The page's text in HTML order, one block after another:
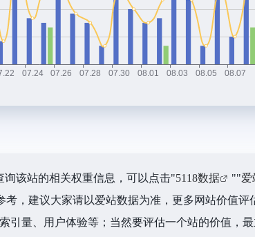
该站的相关权重信息，可以点击"5118数据 ""爱
考，建议大家请以爱站数据为准，更多网站价值评
引量、用户体验等；当然要评估一个站的价值，